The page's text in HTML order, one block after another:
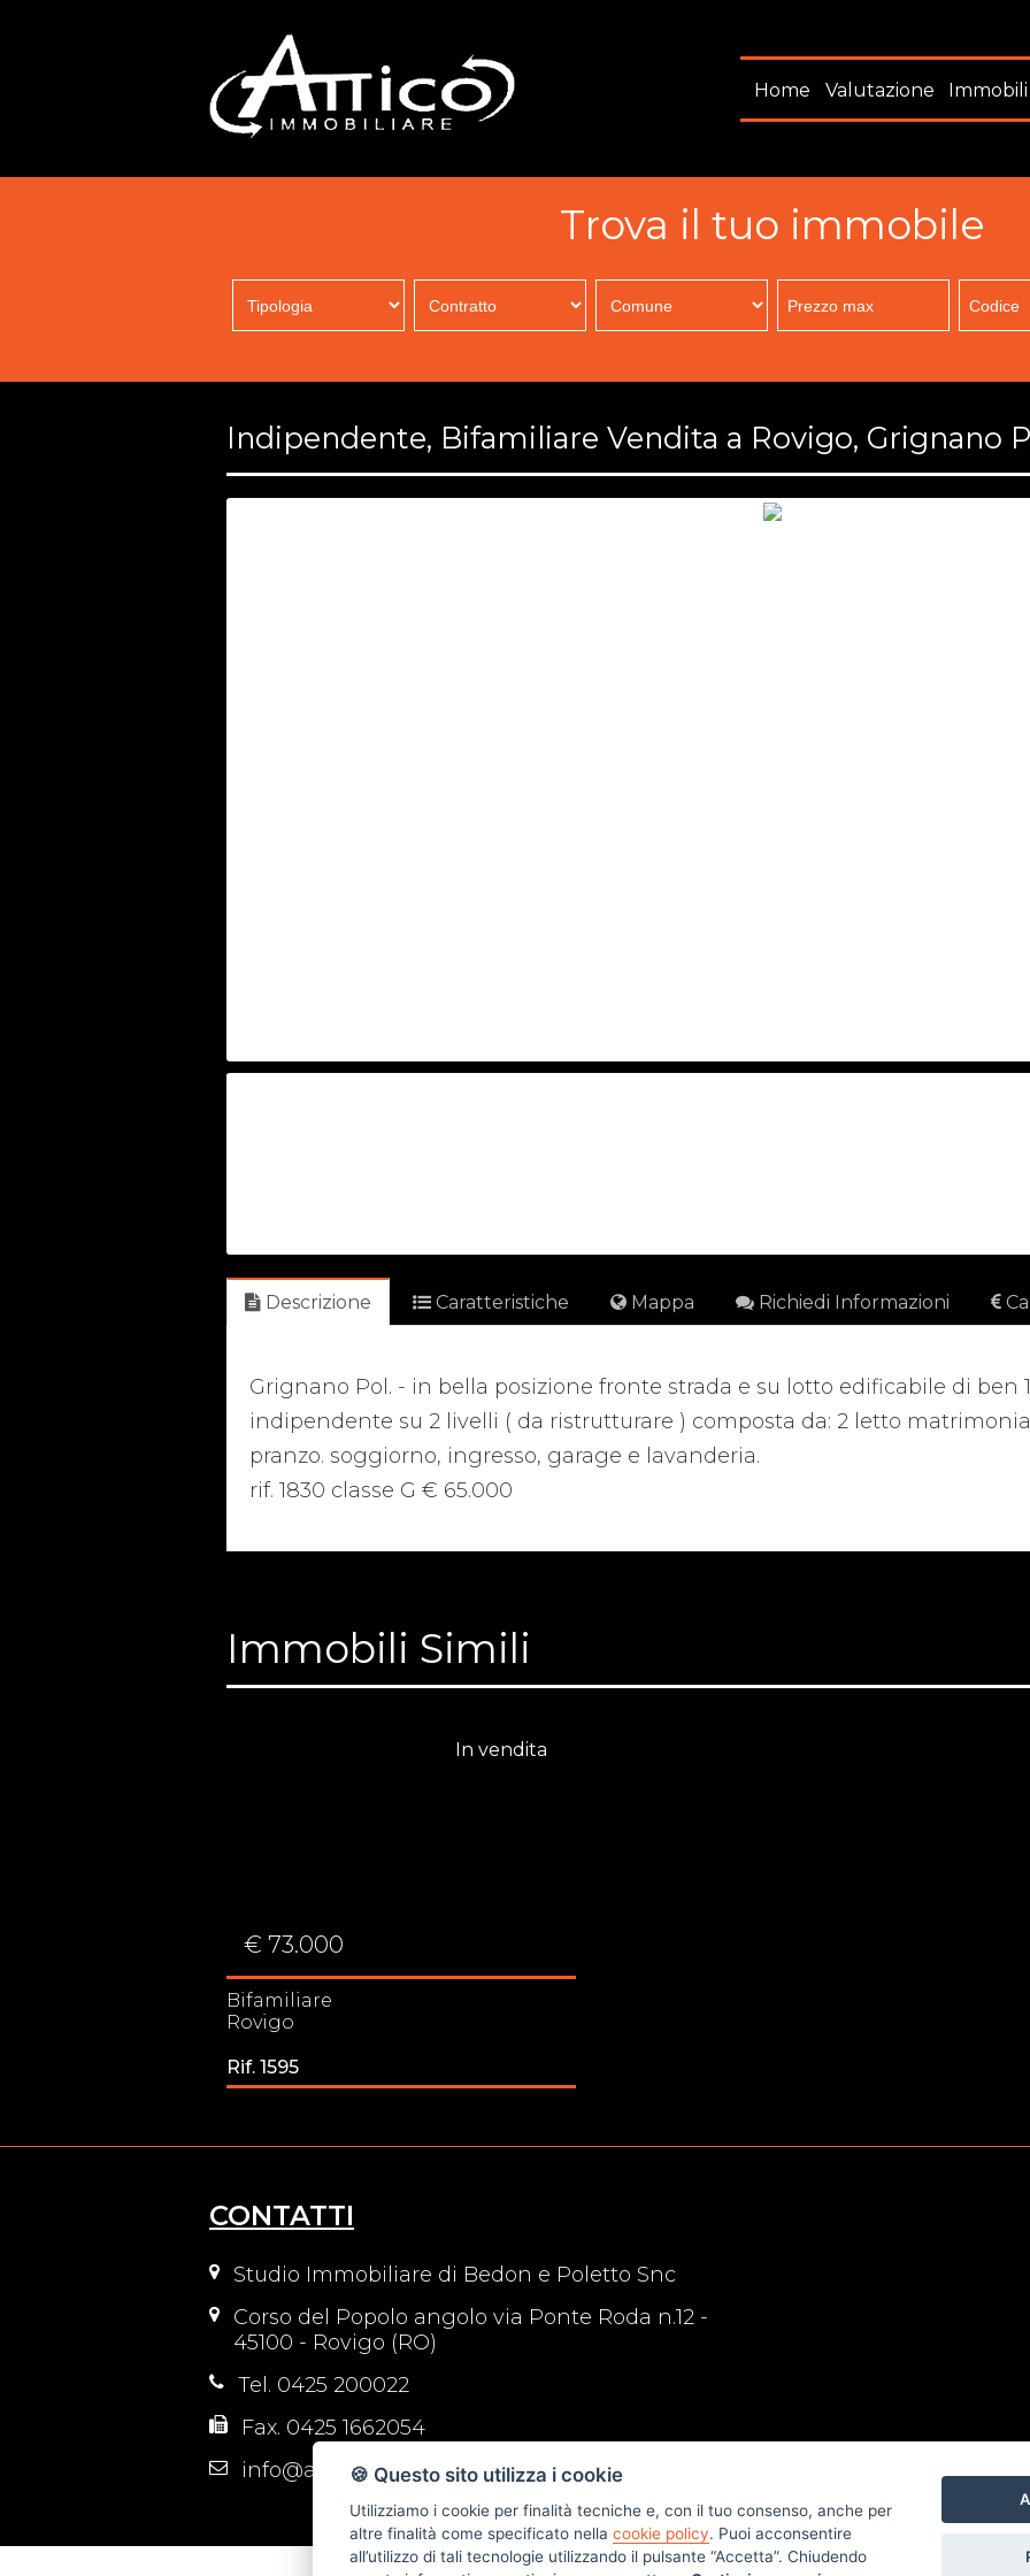
Home Valutazione Immobili
Trova il tuo immobile
Indipendente, Bifamiliare Vendita a Rovigo, Grignano
Descrizione Caratteristiche Mappa Richiedi Informazioni
Grignano Pol. - in bella posizione fronte strada e su lotto edificabile di ben
indipendente su 2 livelli ( da ristrutturare ) composta da: 2 letto
pranzo. soggiorno, ingresso, garage e lavanderia.
rif. 1830 classe G € 65.000
Immobili Simili
In vendita
€ 73.000
Bifamiliare
Rovigo
Rif. 1595
CONTATTI
Studio Immobiliare di Bedon e Poletto Snc
Corso del Popolo angolo via Ponte Roda n.12 -
45100 - Rovigo (RO)
Tel. 0425 200022
Fax. 0425 1662054
info@attico-immobiliare.it
🍪 Questo sito utilizza i cookie
Utilizziamo i cookie per finalità tecniche e, con il tuo consenso, anche per
altre finalità come specificato nella cookie policy. Puoi acconsentire
all’utilizzo di tali tecnologie utilizzando il pulsante “Accetta”. Chiudendo